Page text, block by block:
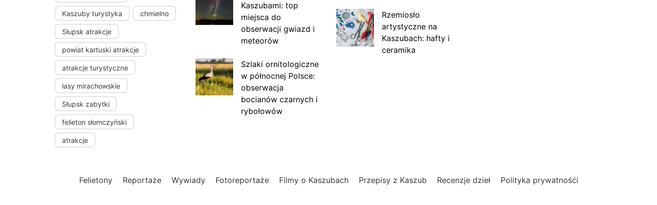
Kaszuby turystyka chmielno
Słupsk atrakcje
powiat kartuski atrakcje
atrakcje turystyczne
lasy mirachowskie
Słupsk zabytki
felieton słomczyński
atrakcje
Kaszubami: top
miejsca do
obserwacji gwiazd i
meteorów
Szlaki ornitologiczne
w północnej Polsce:
obserwacja
bocianów czarnych i
rybołowów
Rzemiosło
artystyczne na
Kaszubach: hafty i
ceramika
Felietony Reportaże Wywiady Fotoreportaże Filmy o Kaszubach Przepisy z Kaszub Recenzje dzieł Polityka prywatnośći